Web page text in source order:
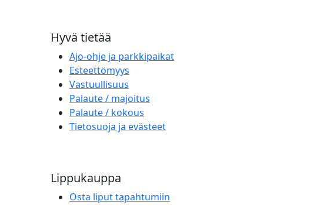
Hyvä tietää
Ajo-ohje ja parkkipaikat
Esteettömyys
Vastuullisuus
Palaute / majoitus
Palaute / kokous
Tietosuoja ja evästeet
Lippukauppa
Osta liput tapahtumiin